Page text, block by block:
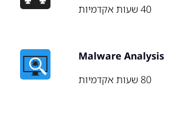
40 שעות אקדמיות
Malware Analysis
80 שעות אקדמיות